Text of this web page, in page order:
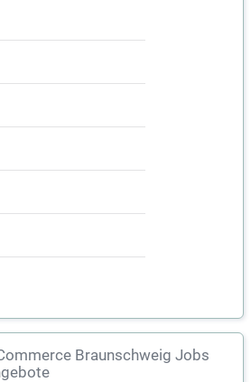
Braunschweig Jobs